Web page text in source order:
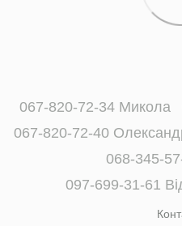
067-820-72-34 Микола
067-820-72-40
068-345-
097-699-31-61